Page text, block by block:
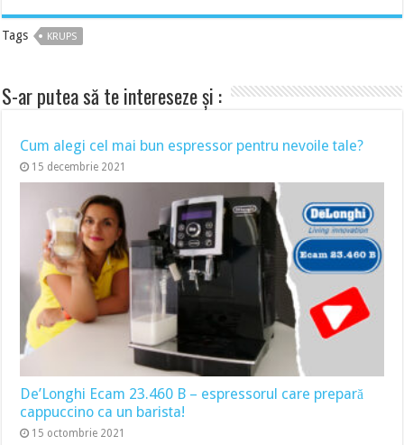
Tags KRUPS
S-ar putea să te intereseze și :
Cum alegi cel mai bun espressor pentru nevoile tale?
15 decembrie 2021
De’Longhi Ecam 23.460 B – espressorul care prepară
cappuccino ca un barista!
15 octombrie 2021